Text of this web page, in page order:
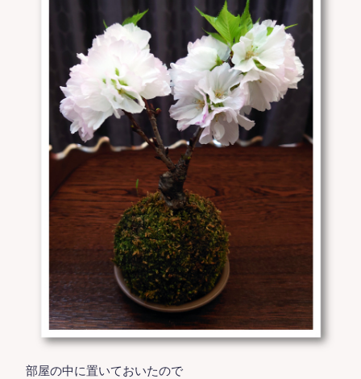
部屋の中に置いておいたので